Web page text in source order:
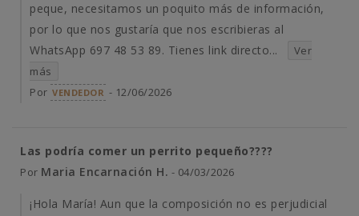
peque, necesitamos un poquito más de información,
por lo que nos gustaría que nos escribieras al
WhatsApp 697 48 53 89. Tienes link directo...
Ver
más
Por VENDEDOR - 12/06/2026
Las podría comer un perrito pequeño????
Por Maria Encarnación H. - 04/03/2026
¡Hola María! Aun que la composición no es perjudicial